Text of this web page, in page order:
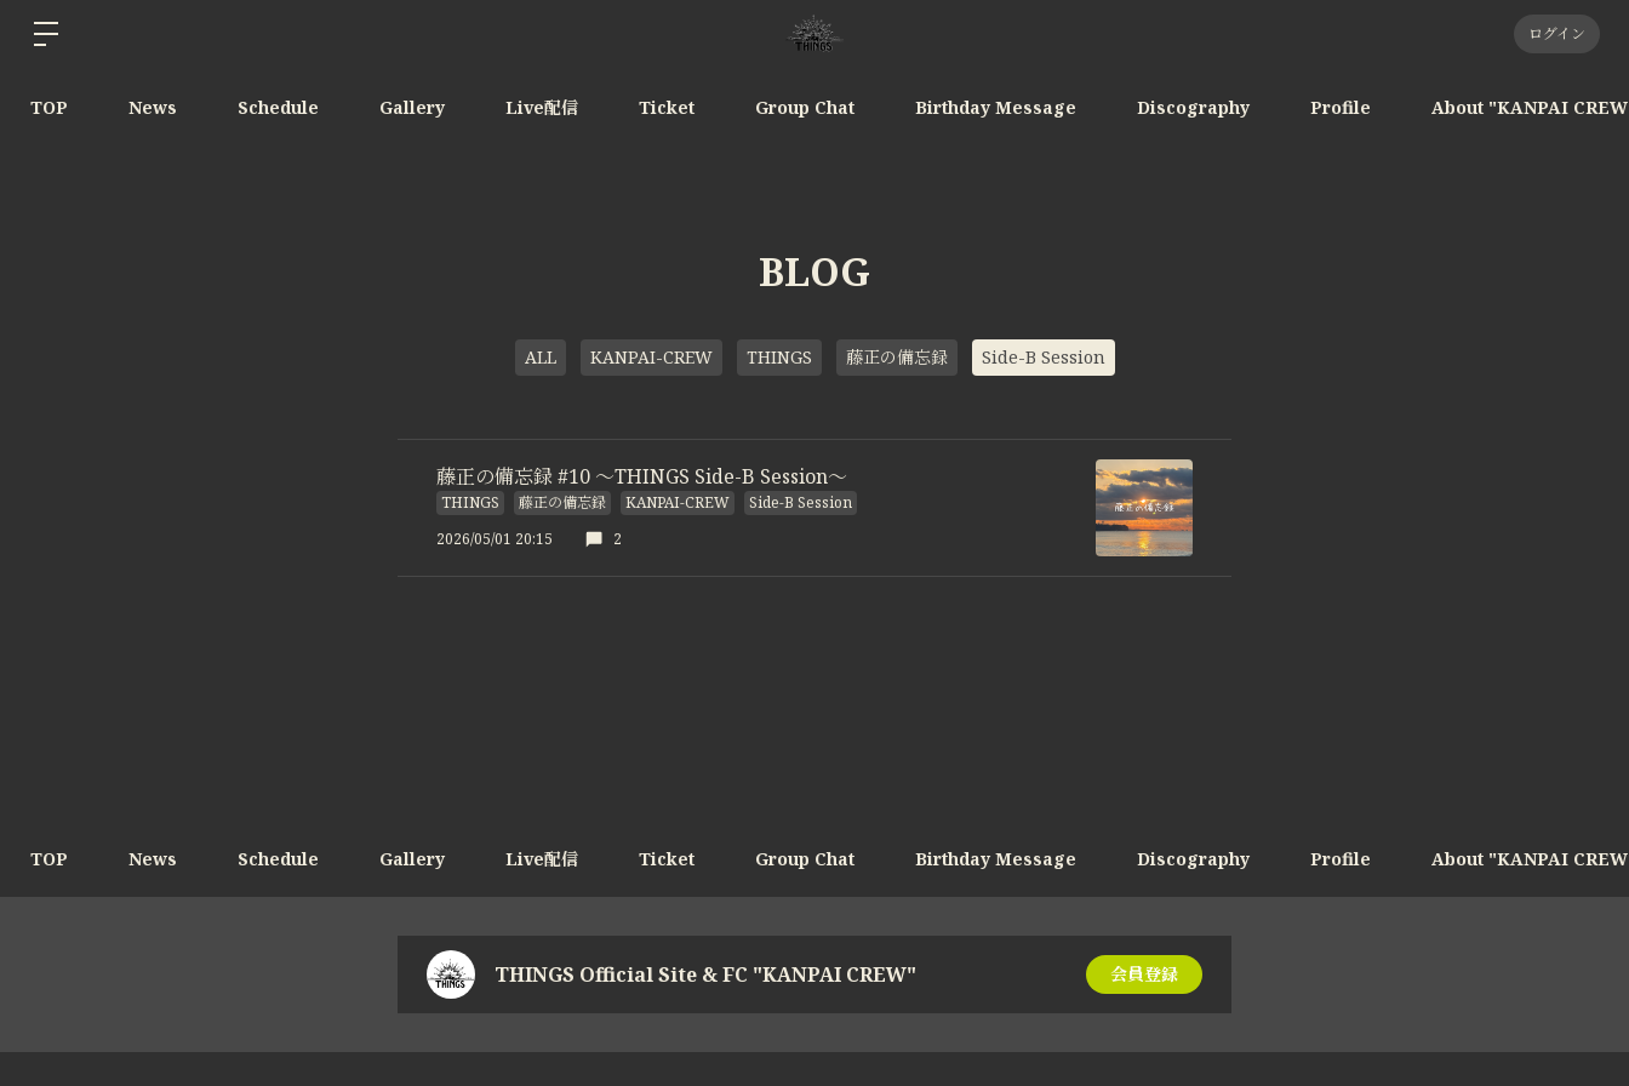
ログイン
TOP News Schedule Gallery Live配信 Ticket Group Chat Birthday Message Discography Profile About "KANPAI
BLOG
ALL KANPAI-CREW THINGS 藤正の備忘録 Side-B Session
藤正の備忘録 #10 〜THINGS Side-B Session〜
THINGS 藤正の備忘録 KANPAI-CREW
Side-B Session
2026/05/01 20:15
2
TOP News Schedule Gallery Live配信 Ticket Group Chat Birthday Message Discography Profile About "KANPAI
THINGS Official Site & FC "KANPAI CREW" 会員登録